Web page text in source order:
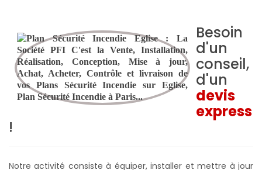
Besoin
d'un
conseil,
d'un
devis
express
!
Notre activité consiste à équiper, installer et mettre à jour